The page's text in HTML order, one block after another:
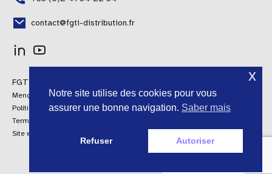
FGTI Distribuição © 2024 Todos os direitos reservados
Menções Legais
Política de Qualidade
Termos e Condições Gerais de Venda
Site web por AroConseil
contact@fgti-distribution.fr
French
Italian
Polish
Notre site utilise des cookies pour vous
assurer une bonne navigation. Saber mais
Refuser Autoriser
x